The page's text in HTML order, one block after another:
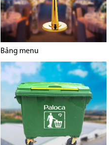
Bảng menu